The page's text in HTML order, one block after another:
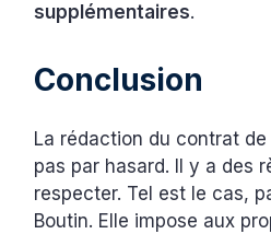
supplémentaires.
Conclusion
La rédaction du contrat
pas par hasard. Il y a des
respecter. Tel est le cas,
Boutin. Elle impose aux